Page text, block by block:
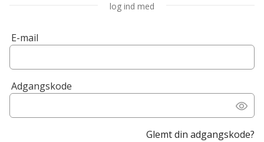
log ind med
E-mail
Adgangskode
Glemt din adgangskode?